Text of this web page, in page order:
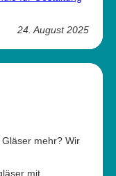
24. August 2025
mehr? Wir
mit